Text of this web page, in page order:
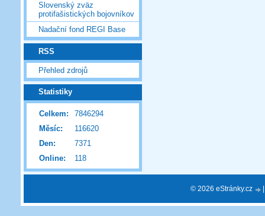
Slovenský zväz
protifašistických bojovníkov
Nadační fond REGI Base
RSS
Přehled zdrojů
Statistiky
Online: 118
Celkem:
7846294
Měsíc:
116620
Den:
7371
© 2026 eStránky.cz